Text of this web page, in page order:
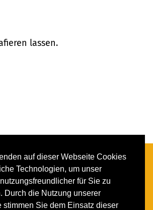
auf dieser Webseite Cookies
Technologien, um unser
für Sie zu
Durch die Nutzung unserer
stimmen Sie dem Einsatz dieser
lassen.